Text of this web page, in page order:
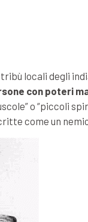
locali degli
con poteri
o “piccoli
come un